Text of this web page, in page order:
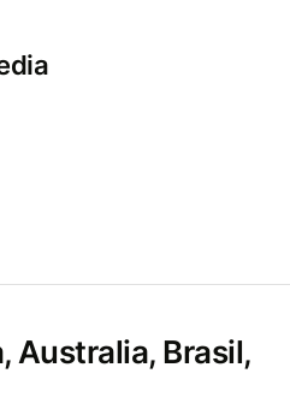
Australia, Brasil,